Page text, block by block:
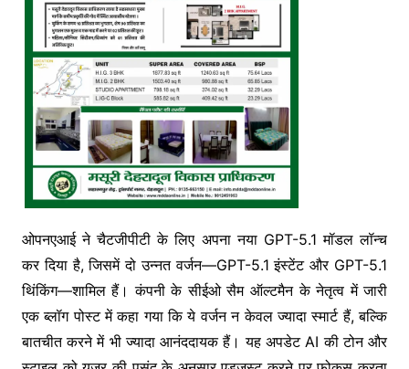
ओपनएआई ने चैटजीपीटी के लिए अपना नया GPT-5.1 मॉडल लॉन्च
कर दिया है, जिसमें दो उन्नत वर्जन—GPT-5.1 इंस्टेंट और GPT-5.1
थिंकिंग—शामिल हैं। कंपनी के सीईओ सैम ऑल्टमैन के नेतृत्व में जारी
एक ब्लॉग पोस्ट में कहा गया कि ये वर्जन न केवल ज्यादा स्मार्ट हैं, बल्कि
बातचीत करने में भी ज्यादा आनंददायक हैं। यह अपडेट AI की टोन और